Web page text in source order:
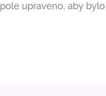
pole upraveno, aby